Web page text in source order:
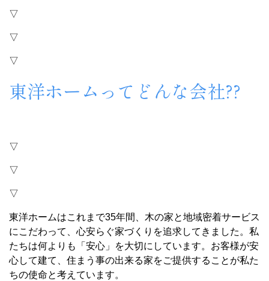
▽
▽
▽
東洋ホームってどんな会社??
▽
▽
▽
東洋ホームはこれまで35年間、木の家と地域密着サービス
にこだわって、心安らぐ家づくりを追求してきました。私
たちは何よりも「安心」を大切にしています。お客様が安
心して建て、住まう事の出来る家をご提供することが私た
ちの使命と考えています。